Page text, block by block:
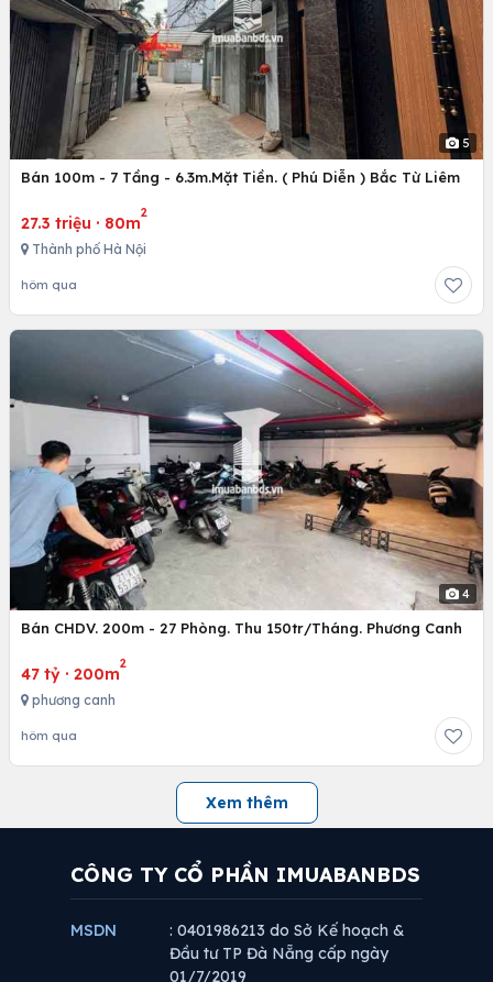
5
Bán 100m - 7 Tầng - 6.3m.Mặt Tiền. ( Phú Diễn ) Bắc Từ Liêm
27.3 triệu · 80m
2
Thành phố Hà Nội
hôm qua
4
Bán CHDV. 200m - 27 Phòng. Thu 150tr/Tháng. Phương Canh
47 tỷ · 200m
2
phương canh
hôm qua
Xem thêm
CÔNG TY CỔ PHẦN IMUABANBDS
MSDN
: 0401986213 do Sở Kế hoạch &
Đầu tư TP Đà Nẵng cấp ngày
01/7/2019